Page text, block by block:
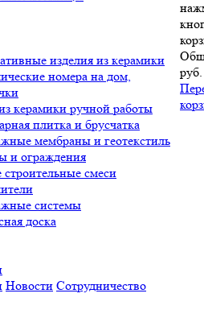
изделия из керамики
номера на дом,
керамики ручной работы
плитка и брусчатка
мембраны и геотекстиль
и ограждения
смеси
системы
доска
Новости Сотрудничество
руб.